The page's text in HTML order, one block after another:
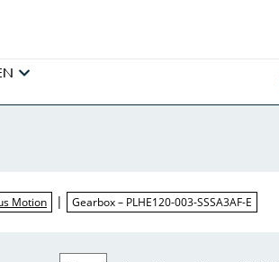
Motion | Gearbox – PLHE120-003-SSSA3AF-E